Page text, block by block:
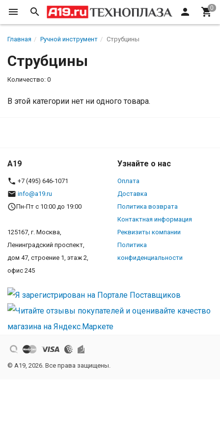
Главная Ручной инструмент Струбцины
Струбцины
Количество: 0
В этой категории нет ни одного товара.
A19
+7 (495) 646-1071
info@a19.ru
Пн-Пт с 10:00 до 19:00
125167, г. Москва,
Ленинградский проспект,
дом 47, строение 1, этаж 2,
офис 245
Узнайте о нас
Оплата
Доставка
Политика возврата
Контактная информация
Реквизиты компании
Политика
конфиденциальности
© A19, 2026. Все права защищены.